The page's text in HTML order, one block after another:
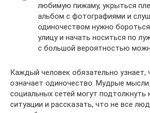
любимую пижаму, укрыться
альбом с фотографиями и
одиночеством нужно
улицу и начать носиться по
с большой вероятностью
Каждый человек обязательно узнает,
означает одиночество. Мудрые
социальных сетей могут подтолкнуть
ситуации и рассказать, что не все